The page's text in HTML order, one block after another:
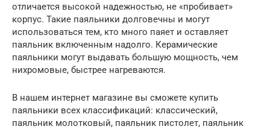
отличается высокой надежностью, не «пробивает»
корпус. Такие паяльники долговечны и могут
использоваться тем, кто много паяет и оставляет
паяльник включенным надолго. Керамические
паяльники могут выдавать большую мощность, чем
нихромовые, быстрее нагреваются.
В нашем интернет магазине вы сможете купить
паяльники всех классификаций: классический,
паяльник молотковый, паяльник пистолет, паяльник